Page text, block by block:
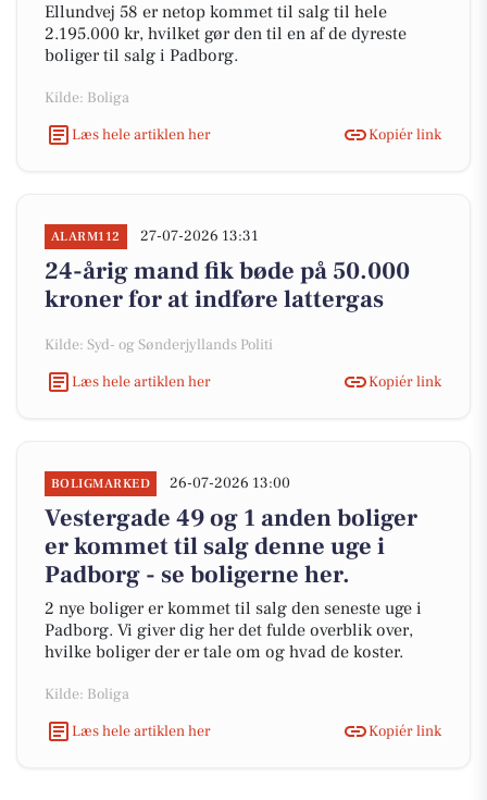
Ellundvej 58 er netop kommet til salg til hele
2.195.000 kr, hvilket gør den til en af de dyreste
boliger til salg i Padborg.
Kilde: Boliga
Læs hele artiklen her
Kopiér link
ALARM112 27-07-2026 13:31
24-årig mand fik bøde på 50.000
kroner for at indføre lattergas
Kilde: Syd- og Sønderjyllands Politi
Læs hele artiklen her
Kopiér link
BOLIGMARKED 26-07-2026 13:00
Vestergade 49 og 1 anden boliger
er kommet til salg denne uge i
Padborg - se boligerne her.
2 nye boliger er kommet til salg den seneste uge i
Padborg. Vi giver dig her det fulde overblik over,
hvilke boliger der er tale om og hvad de koster.
Kilde: Boliga
Læs hele artiklen her
Kopiér link